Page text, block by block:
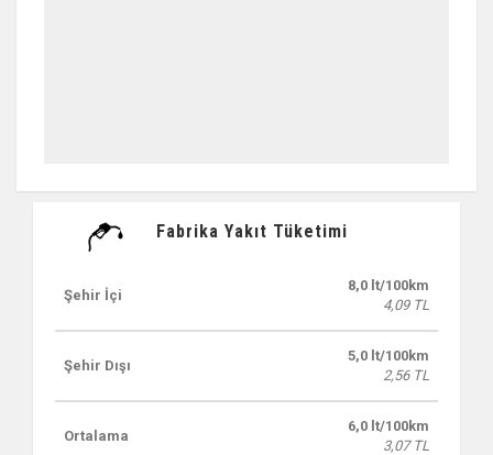
Fabrika Yakıt Tüketimi
Şehir İçi
8,0 lt/100km
4,09 TL
Şehir Dışı
5,0 lt/100km
2,56 TL
Ortalama
6,0 lt/100km
3,07 TL